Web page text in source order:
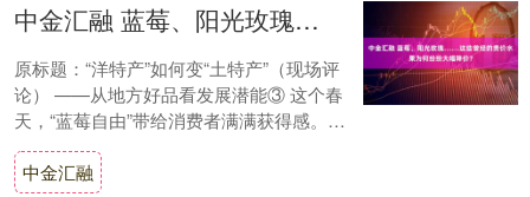
中金汇融 蓝莓、阳光玫瑰……这些曾经的贵价水果为何纷纷大幅降价？
原标题：“洋特产”如何变“土特产”（现场评
论） ——从地方好品看发展潜能③ 这个春
天，“蓝莓自由”带给消费者满满获得感。不
仅是蓝莓，车厘子、阳光玫瑰……这些曾
经....
中金汇融